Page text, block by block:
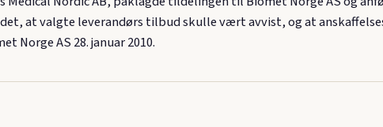
at valgte leverandørs tilbud skulle vært avvist, og at
Norge AS 28. januar 2010.